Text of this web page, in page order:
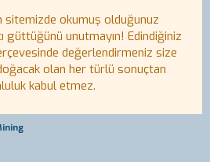
sitemizde okumuş olduğunuz
güttüğünü unutmayın! Edindiğiniz
değerlendirmeniz size
olan her türlü sonuçtan
kabul etmez.